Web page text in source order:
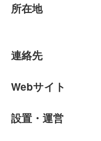
所在地
連絡先
Webサイト
設置・運営